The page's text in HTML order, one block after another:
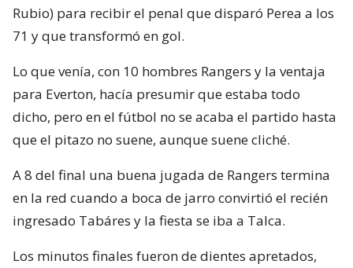
Rubio) para recibir el penal que disparó Perea a los
71 y que transformó en gol.
Lo que venía, con 10 hombres Rangers y la ventaja
para Everton, hacía presumir que estaba todo
dicho, pero en el fútbol no se acaba el partido hasta
que el pitazo no suene, aunque suene cliché.
A 8 del final una buena jugada de Rangers termina
en la red cuando a boca de jarro convirtió el recién
ingresado Tabáres y la fiesta se iba a Talca.
Los minutos finales fueron de dientes apretados,